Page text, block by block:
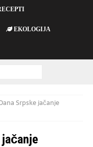
EKOLOGIJA
Srpske jačanje